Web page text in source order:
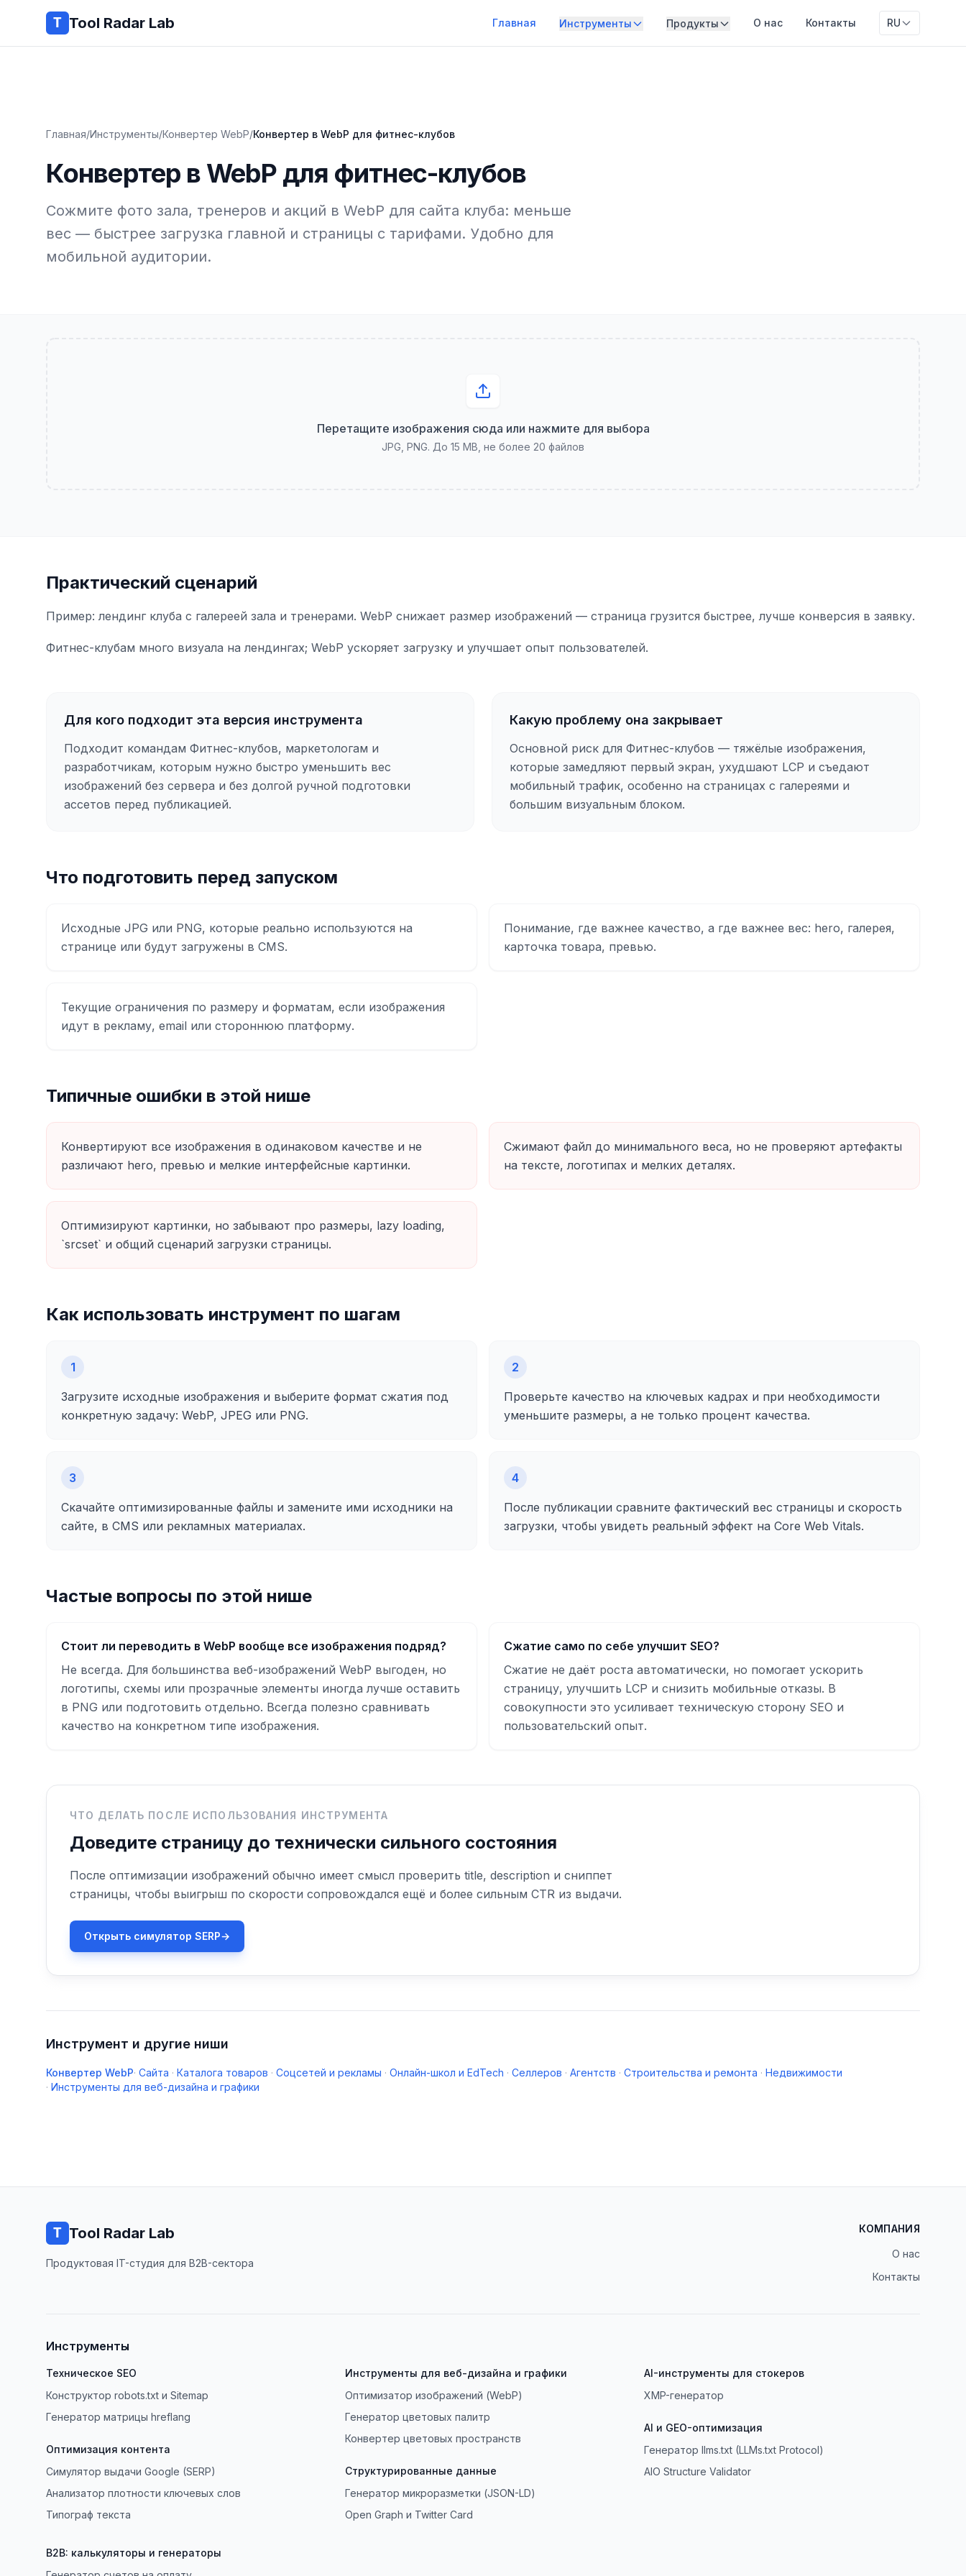
Tool Radar Lab Главная Инструменты Продукты О нас Контакты RU
Главная/Инструменты/Конвертер WebP/Конвертер в WebP для фитнес-клубов
Конвертер в WebP для фитнес-клубов
Сожмите фото зала, тренеров и акций в WebP для сайта клуба: меньше
вес — быстрее загрузка главной и страницы с тарифами. Удобно для
мобильной аудитории.
Перетащите изображения сюда или нажмите для выбора
JPG, PNG. До 15 MB, не более 20 файлов
Практический сценарий
Пример: лендинг клуба с галереей зала и тренерами. WebP снижает размер изображений — страница грузится быстрее, лучше конверсия в заявку.
Фитнес-клубам много визуала на лендингах; WebP ускоряет загрузку и улучшает опыт пользователей.
Для кого подходит эта версия инструмента
Подходит командам Фитнес-клубов, маркетологам и
разработчикам, которым нужно быстро уменьшить вес
изображений без сервера и без долгой ручной подготовки
ассетов перед публикацией.
Какую проблему она закрывает
Основной риск для Фитнес-клубов — тяжёлые изображения,
которые замедляют первый экран, ухудшают LCP и съедают
мобильный трафик, особенно на страницах с галереями и
большим визуальным блоком.
Что подготовить перед запуском
Исходные JPG или PNG, которые реально используются на
странице или будут загружены в CMS.
Понимание, где важнее качество, а где важнее вес: hero, галерея,
карточка товара, превью.
Текущие ограничения по размеру и форматам, если изображения
идут в рекламу, email или стороннюю платформу.
Типичные ошибки в этой нише
Конвертируют все изображения в одинаковом качестве и не
различают hero, превью и мелкие интерфейсные картинки.
Сжимают файл до минимального веса, но не проверяют артефакты
на тексте, логотипах и мелких деталях.
Оптимизируют картинки, но забывают про размеры, lazy loading,
`srcset` и общий сценарий загрузки страницы.
Как использовать инструмент по шагам
1
Загрузите исходные изображения и выберите формат сжатия под
конкретную задачу: WebP, JPEG или PNG.
2
Проверьте качество на ключевых кадрах и при необходимости
уменьшите размеры, а не только процент качества.
3
Скачайте оптимизированные файлы и замените ими исходники на
сайте, в CMS или рекламных материалах.
4
После публикации сравните фактический вес страницы и скорость
загрузки, чтобы увидеть реальный эффект на Core Web Vitals.
Частые вопросы по этой нише
Стоит ли переводить в WebP вообще все изображения подряд?
Не всегда. Для большинства веб-изображений WebP выгоден, но
логотипы, схемы или прозрачные элементы иногда лучше оставить
в PNG или подготовить отдельно. Всегда полезно сравнивать
качество на конкретном типе изображения.
Сжатие само по себе улучшит SEO?
Сжатие не даёт роста автоматически, но помогает ускорить
страницу, улучшить LCP и снизить мобильные отказы. В
совокупности это усиливает техническую сторону SEO и
пользовательский опыт.
ЧТО ДЕЛАТЬ ПОСЛЕ ИСПОЛЬЗОВАНИЯ ИНСТРУМЕНТА
Доведите страницу до технически сильного состояния
После оптимизации изображений обычно имеет смысл проверить title, description и сниппет
страницы, чтобы выигрыш по скорости сопровождался ещё и более сильным CTR из выдачи.
Открыть симулятор SERP→
Инструмент и другие ниши
Конвертер WebP· Сайта · Каталога товаров · Соцсетей и рекламы · Онлайн-школ и EdTech · Селлеров · Агентств · Строительства и ремонта · Недвижимости
· Инструменты для веб-дизайна и графики
Tool Radar Lab
Продуктовая IT-студия для B2B-сектора
КОМПАНИЯ
О нас
Контакты
Инструменты
Техническое SEO
Конструктор robots.txt и Sitemap
Генератор матрицы hreflang
Оптимизация контента
Симулятор выдачи Google (SERP)
Анализатор плотности ключевых слов
Типограф текста
Инструменты для веб-дизайна и графики
Оптимизатор изображений (WebP)
Генератор цветовых палитр
Конвертер цветовых пространств
Структурированные данные
Генератор микроразметки (JSON-LD)
Open Graph и Twitter Card
AI-инструменты для стокеров
XMP-генератор
AI и GEO-оптимизация
Генератор llms.txt (LLMs.txt Protocol)
AIO Structure Validator
B2B: калькуляторы и генераторы